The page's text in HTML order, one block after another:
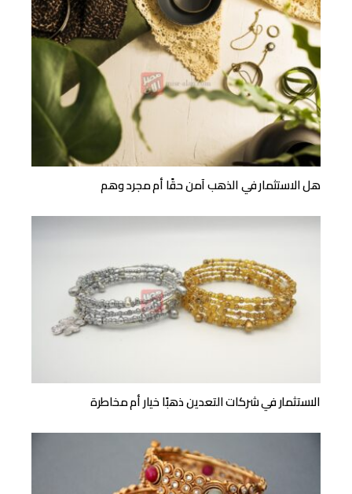
هل الاستثمار في الذهب آمن حقًا أم مجرد وهم
الاستثمار في شركات التعدين ذهبًا خيار أم مخاطرة